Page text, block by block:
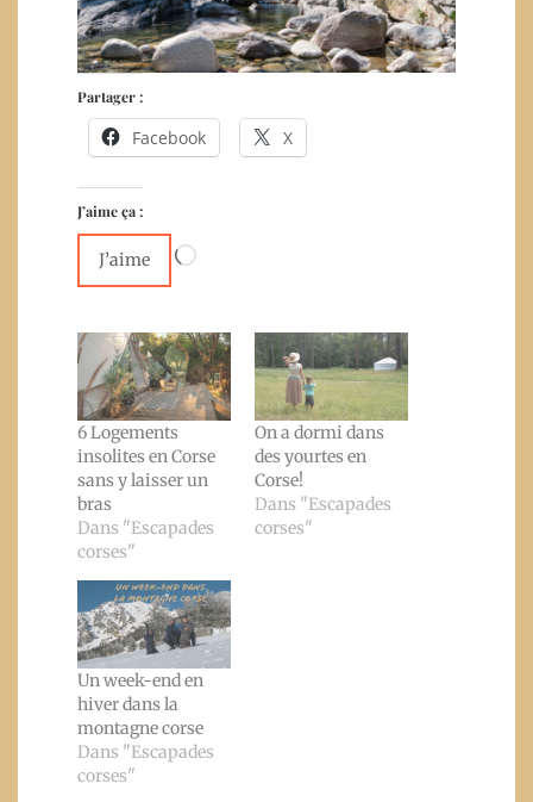
Partager :
Facebook X
J’aime ça :
J’aime
6 Logements
insolites en Corse
sans y laisser un
bras
Dans "Escapades
corses"
On a dormi dans
des yourtes en
Corse!
Dans "Escapades
corses"
Un week-end en
hiver dans la
montagne corse
Dans "Escapades
corses"